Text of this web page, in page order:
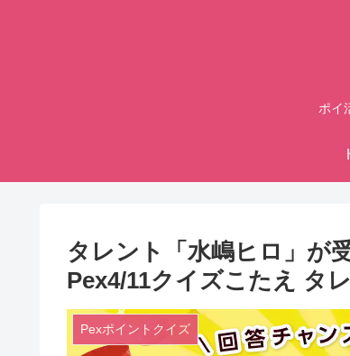
ポイ
タレント「水嶋ヒロ」が
Pex4/11クイズこたえ タ
Pexポイントクイズ